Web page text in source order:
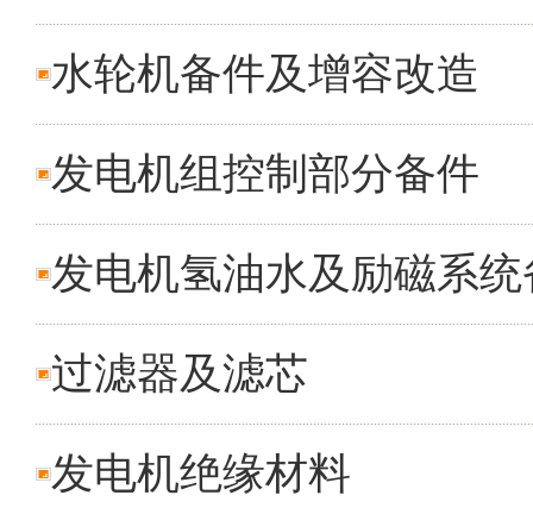
水轮机备件及增容改造
发电机组控制部分备件
发电机氢油水及励磁系统
过滤器及滤芯
发电机绝缘材料